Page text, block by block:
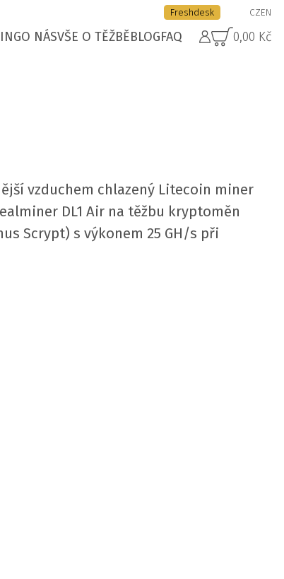
O NÁSVŠE O TĚŽBĚBLOGFAQ 0,00 Kč
CZEN
Freshdesk
vzduchem chlazený Litecoin miner
DL1 Air na těžbu kryptoměn
Scrypt) s výkonem 25 GH/s při